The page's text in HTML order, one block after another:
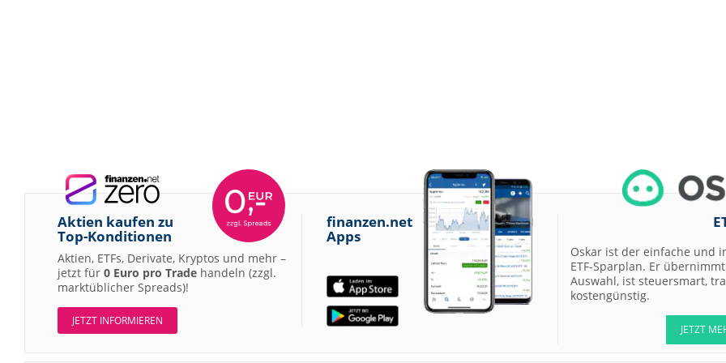
07.08.26
Merck Kaufen
Kontron Kaufen
07.08.26
Daimler Truck
07.08.26
Airbus Hold
Münchener
Aktien kaufen zu
Top-Konditionen
Aktien, ETFs, Derivate, Kryptos und mehr –
jetzt für 0 Euro pro Trade handeln (zzgl.
marktüblicher Spreads)!
JETZT INFORMIEREN
finanzen.net
Apps
Oskar ist der einfache und
ETF-Sparplan. Er übernimmt
Auswahl, ist steuersmart,
kostengünstig.
JETZT